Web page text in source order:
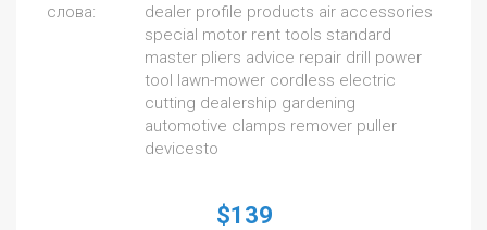
слова:
dealer profile products air accessories
special motor rent tools standard
master pliers advice repair drill power
tool lawn-mower cordless electric
cutting dealership gardening
automotive clamps remover puller
devicesto
$139